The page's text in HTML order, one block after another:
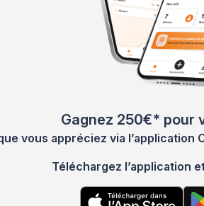
Gagnez 250€* pour
vous appréciez via l’application
Téléchargez l’application